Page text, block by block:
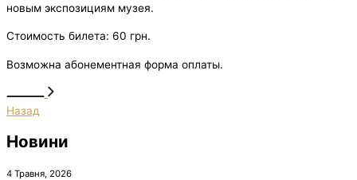
новым экспозициям музея.
Стоимость билета: 60 грн.
Возможна абонементная форма оплаты.
Назад
Новини
4 Травня, 2026